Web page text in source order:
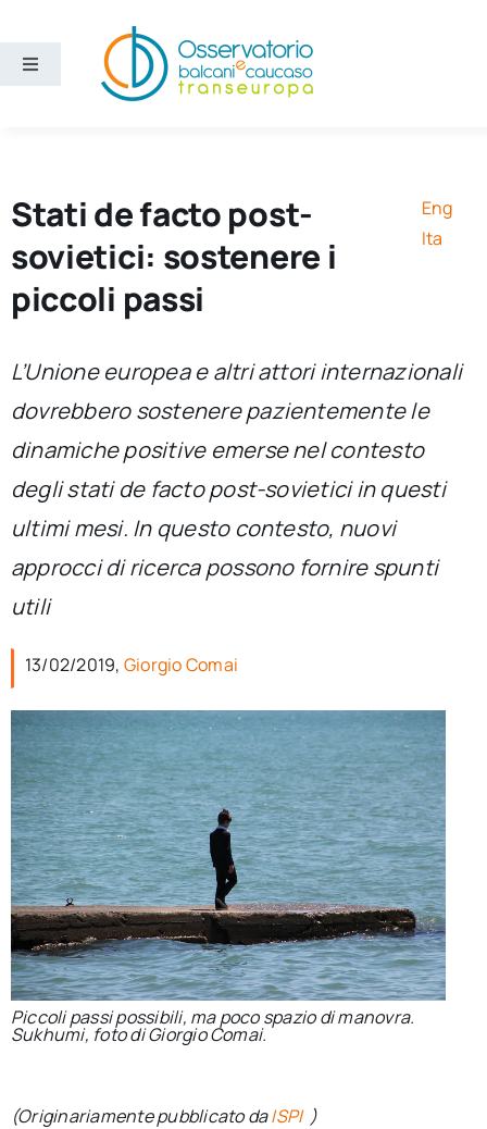
contenuto
Toggle
Ricerca e divulgazione
Chi siamo
per:
Newsletter
Stati de facto post-
sovietici: sostenere i
piccoli passi
Eng
Ita
L’Unione europea e altri attori internazionali
dovrebbero sostenere pazientemente le
dinamiche positive emerse nel contesto
degli stati de facto post-sovietici in questi
ultimi mesi. In questo contesto, nuovi
approcci di ricerca possono fornire spunti
utili
13/02/2019, Giorgio Comai
Piccoli passi possibili, ma poco spazio di manovra.
Sukhumi, foto di Giorgio Comai.
(Originariamente pubblicato daISPI )